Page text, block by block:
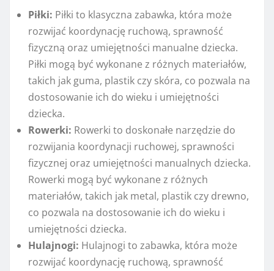
Piłki: Piłki to klasyczna zabawka, która może
rozwijać koordynację ruchową, sprawność
fizyczną oraz umiejętności manualne dziecka.
Piłki mogą być wykonane z różnych materiałów,
takich jak guma, plastik czy skóra, co pozwala na
dostosowanie ich do wieku i umiejętności
dziecka.
Rowerki: Rowerki to doskonałe narzędzie do
rozwijania koordynacji ruchowej, sprawności
fizycznej oraz umiejętności manualnych dziecka.
Rowerki mogą być wykonane z różnych
materiałów, takich jak metal, plastik czy drewno,
co pozwala na dostosowanie ich do wieku i
umiejętności dziecka.
Hulajnogi: Hulajnogi to zabawka, która może
rozwijać koordynację ruchową, sprawność